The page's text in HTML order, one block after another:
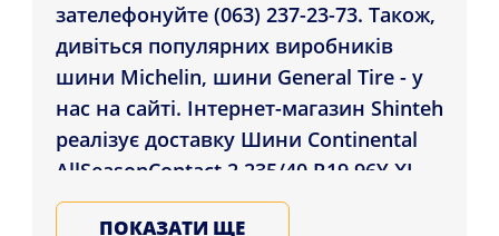
зателефонуйте (063) 237-23-73. Також,
дивіться популярних виробників
шини Michelin, шини General Tire - у
нас на сайті. Інтернет-магазин Shinteh
реалізує доставку Шини Continental
AllSeasonContact 2 235/40 R19 96Y XL
які проживають у містах: Харків,
ПОКАЗАТИ ЩЕ